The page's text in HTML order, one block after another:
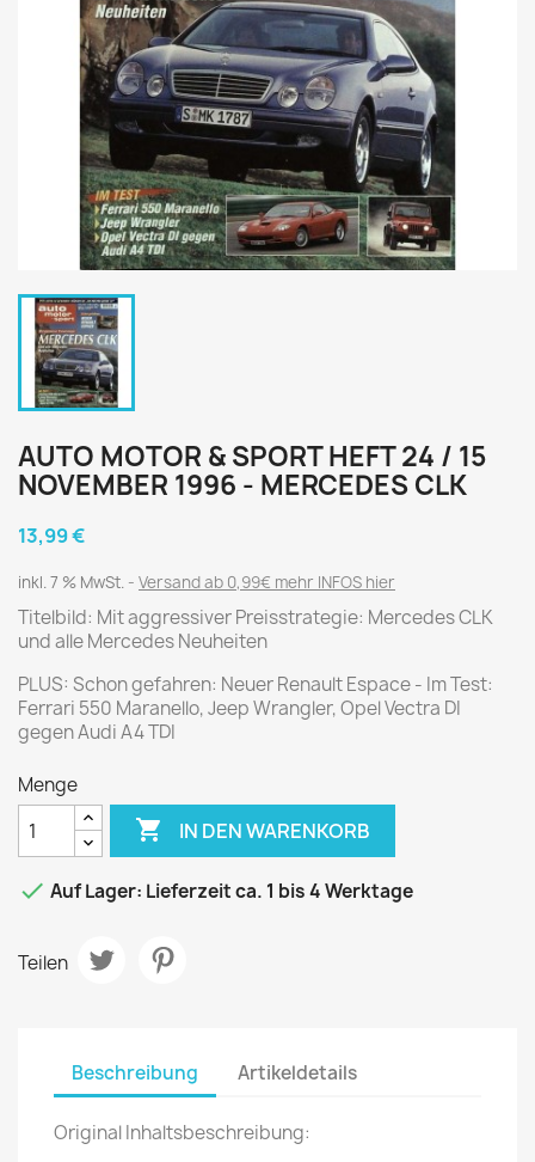
AUTO MOTOR & SPORT HEFT 24 / 15
NOVEMBER 1996 - MERCEDES CLK
13,99 €
inkl. 7 % MwSt. Versand ab 0,99€ mehr INFOS hier
Titelbild: Mit aggressiver Preisstrategie: Mercedes CLK
und alle Mercedes Neuheiten
PLUS: Schon gefahren: Neuer Renault Espace - Im Test:
Ferrari 550 Maranello, Jeep Wrangler, Opel Vectra DI
gegen Audi A4 TDI
Menge
 IN DEN WARENKORB
 Auf Lager: Lieferzeit ca. 1 bis 4 Werktage
Teilen
Beschreibung Artikeldetails
Original Inhaltsbeschreibung: